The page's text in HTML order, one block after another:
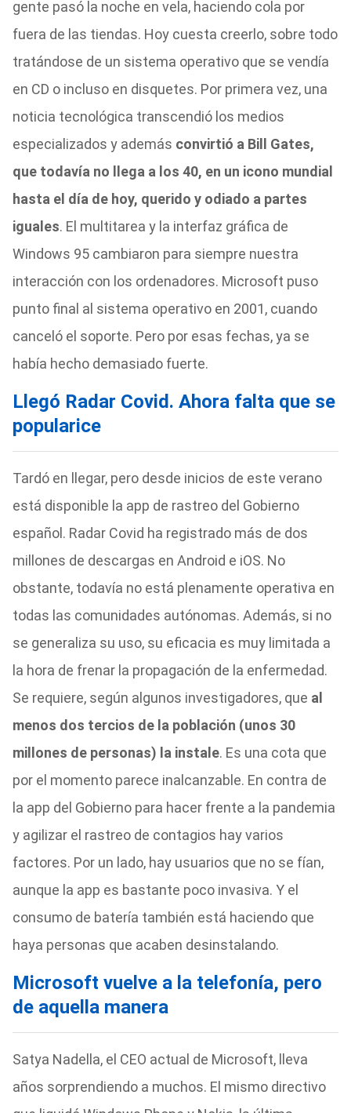
gente pasó la noche en vela, haciendo cola por
fuera de las tiendas. Hoy cuesta creerlo, sobre todo
tratándose de un sistema operativo que se vendía
en CD o incluso en disquetes. Por primera vez, una
noticia tecnológica transcendió los medios
especializados y además convirtió a Bill Gates,
que todavía no llega a los 40, en un icono mundial
hasta el día de hoy, querido y odiado a partes
iguales. El multitarea y la interfaz gráfica de
Windows 95 cambiaron para siempre nuestra
interacción con los ordenadores. Microsoft puso
punto final al sistema operativo en 2001, cuando
canceló el soporte. Pero por esas fechas, ya se
había hecho demasiado fuerte.
Llegó Radar Covid. Ahora falta que se
popularice
Tardó en llegar, pero desde inicios de este verano
está disponible la app de rastreo del Gobierno
español. Radar Covid ha registrado más de dos
millones de descargas en Android e iOS. No
obstante, todavía no está plenamente operativa en
todas las comunidades autónomas. Además, si no
se generaliza su uso, su eficacia es muy limitada a
la hora de frenar la propagación de la enfermedad.
Se requiere, según algunos investigadores, que al
menos dos tercios de la población (unos 30
millones de personas) la instale. Es una cota que
por el momento parece inalcanzable. En contra de
la app del Gobierno para hacer frente a la pandemia
y agilizar el rastreo de contagios hay varios
factores. Por un lado, hay usuarios que no se fían,
aunque la app es bastante poco invasiva. Y el
consumo de batería también está haciendo que
haya personas que acaben desinstalando.
Microsoft vuelve a la telefonía, pero
de aquella manera
Satya Nadella, el CEO actual de Microsoft, lleva
años sorprendiendo a muchos. El mismo directivo